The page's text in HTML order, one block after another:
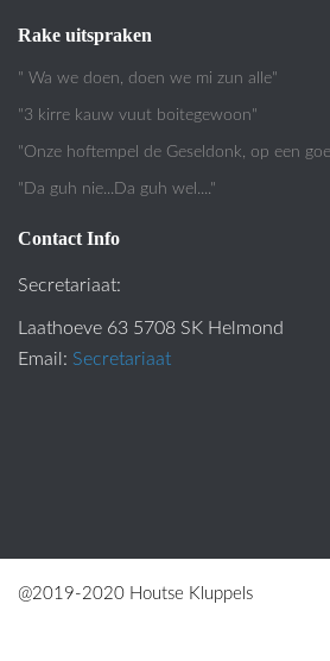
Rake uitspraken
" Wa we doen, doen we mi zun alle"
"3 kirre kauw vuut boitegewoon"
"Onze hoftempel de Geseldonk, op een
"Da guh nie...Da guh wel...."
Contact Info
Secretariaat:
Laathoeve 63 5708 SK Helmond
Email: Secretariaat
@2019-2020 Houtse Kluppels